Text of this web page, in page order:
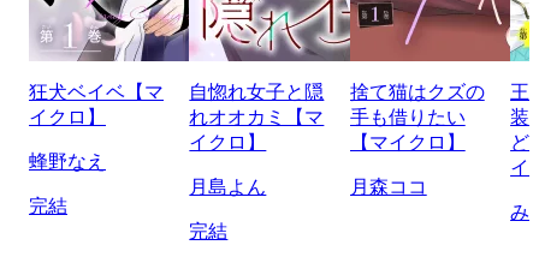
狂犬ベイベ【マ
イクロ】
蜂野なえ
完結
自惚れ女子と隠
れオオカミ【マ
イクロ】
月島よん
完結
捨て猫はクズの
手も借りたい
【マイクロ】
月森ココ
王
装
ど
イ
み